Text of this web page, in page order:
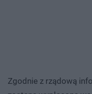
Zgodnie z rządową